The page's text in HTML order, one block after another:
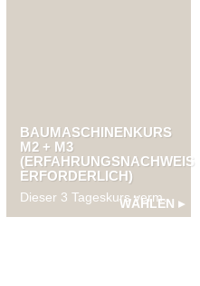
BAUMASCHINENKURS
M2 + M3
(ERFAHRUNGSNACHWEIS
ERFORDERLICH)
Dieser 3 Tageskurs vermittelt die Grundlagen zu Baumaschinen der Kategorie M2 und M3, also für Rad- und Raupenbagger sowie Rad- und Raupenlader.
WÄHLEN ▸